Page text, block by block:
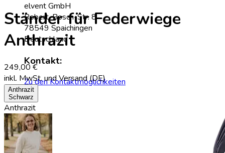
elvent GmbH
Robert-Bosch-Str. 8
78549 Spaichingen
Deutschland
Kontakt:
Zu den Kontaktmöglichkeiten
Ständer für Federwiege
Anthrazit
249,00 €
inkl. MwSt.und Versand (DE)
Anthrazit
Schwarz
Anthrazit